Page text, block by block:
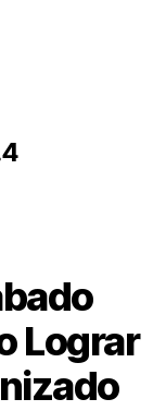
Lograr